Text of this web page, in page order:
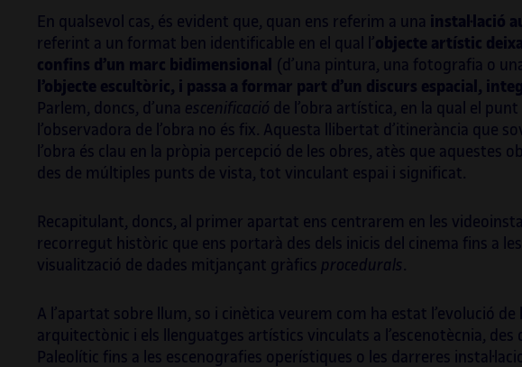
En qualsevol cas, és evident que, quan ens referim a una instal·lació
referint a un format ben identificable en el qual l’objecte artístic
confins d’un marc bidimensional (d’una pintura, una fotografia o
l’objecte escultòric, i passa a formar part d’un discurs espacial,
Parlem, doncs, d’una escenificació de l’obra artística, en la qual el
l’observadora de l’obra no és fix. Aquesta llibertat d’itinerància que
l’obra és clau en la pròpia percepció de les obres, atès que aquestes
des de múltiples punts de vista, tot vinculant espai i significat.
Recapitulant, doncs, al primer apartat ens centrarem en les
recorregut històric que ens portarà des dels inicis del cinema fins a
visualització de dades mitjançant gràfics procedurals .
A l’apartat sobre llum, so i cinètica veurem com ha estat l’evolució de
arquitectònic i els llenguatges artístics vinculats a l’escenotècnia, des
Paleolític fins a les escenografies operístiques o les darreres
catalanes durant més de quinze anys i ha fet
créixer les noves generacions d’artistes
multimèdia. Podeu veure més informació
sobre els seus projectes a:
playmodes.com/ .
Symposium on
vicedirectora. També
de NEO, el programa
societat de
programa d’art i
segona edicions de la
Barcelona (2019 i